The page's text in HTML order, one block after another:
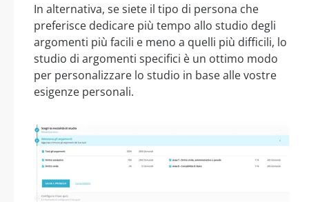
In alternativa, se siete il tipo di persona che
preferisce dedicare più tempo allo studio degli
argomenti più facili e meno a quelli più difficili, lo
studio di argomenti specifici è un ottimo modo
per personalizzare lo studio in base alle vostre
esigenze personali.